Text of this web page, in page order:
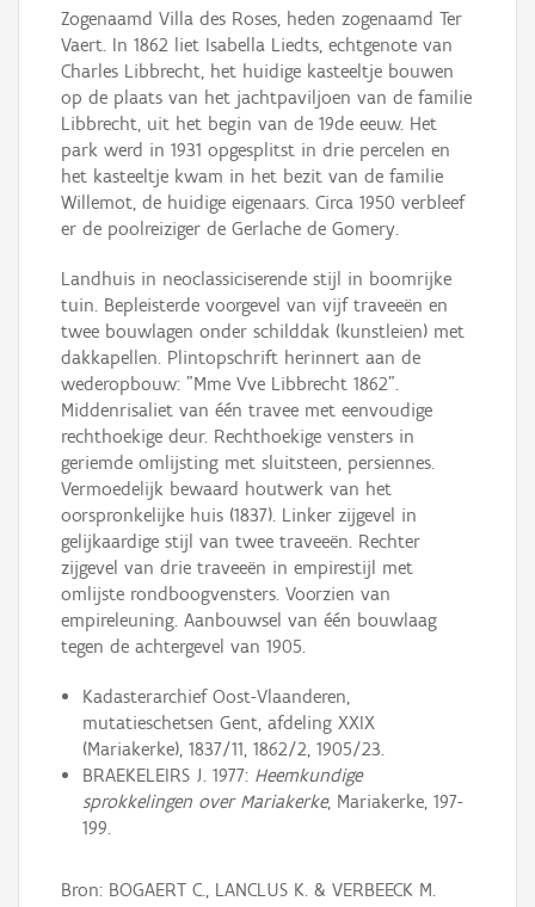
Zogenaamd Villa des Roses, heden zogenaamd Ter
Vaert. In 1862 liet Isabella Liedts, echtgenote van
Charles Libbrecht, het huidige kasteeltje bouwen
op de plaats van het jachtpaviljoen van de familie
Libbrecht, uit het begin van de 19de eeuw. Het
park werd in 1931 opgesplitst in drie percelen en
het kasteeltje kwam in het bezit van de familie
Willemot, de huidige eigenaars. Circa 1950 verbleef
er de poolreiziger de Gerlache de Gomery.
Landhuis in neoclassiciserende stijl in boomrijke
tuin. Bepleisterde voorgevel van vijf traveeën en
twee bouwlagen onder schilddak (kunstleien) met
dakkapellen. Plintopschrift herinnert aan de
wederopbouw: "Mme Vve Libbrecht 1862".
Middenrisaliet van één travee met eenvoudige
rechthoekige deur. Rechthoekige vensters in
geriemde omlijsting met sluitsteen, persiennes.
Vermoedelijk bewaard houtwerk van het
oorspronkelijke huis (1837). Linker zijgevel in
gelijkaardige stijl van twee traveeën. Rechter
zijgevel van drie traveeën in empirestijl met
omlijste rondboogvensters. Voorzien van
empireleuning. Aanbouwsel van één bouwlaag
tegen de achtergevel van 1905.
Kadasterarchief Oost-Vlaanderen,
mutatieschetsen Gent, afdeling XXIX
(Mariakerke), 1837/11, 1862/2, 1905/23.
BRAEKELEIRS J. 1977: Heemkundige
sprokkelingen over Mariakerke, Mariakerke, 197-
199.
Bron: BOGAERT C., LANCLUS K. & VERBEECK M.